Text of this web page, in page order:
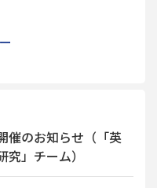
催のお知らせ（「英
」チーム）